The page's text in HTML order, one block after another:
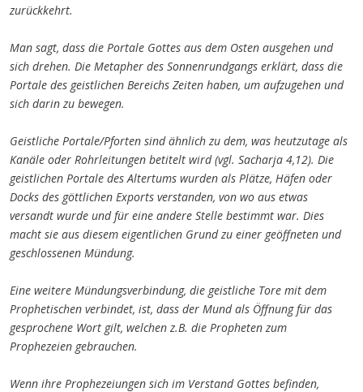
zurückkehrt.
Man sagt, dass die Portale Gottes aus dem Osten ausgehen und
sich drehen. Die Metapher des Sonnenrundgangs erklärt, dass die
Portale des geistlichen Bereichs Zeiten haben, um aufzugehen und
sich darin zu bewegen.
Geistliche Portale/Pforten sind ähnlich zu dem, was heutzutage als
Kanäle oder Rohrleitungen betitelt wird (vgl. Sacharja 4,12). Die
geistlichen Portale des Altertums wurden als Plätze, Häfen oder
Docks des göttlichen Exports verstanden, von wo aus etwas
versandt wurde und für eine andere Stelle bestimmt war. Dies
macht sie aus diesem eigentlichen Grund zu einer geöffneten und
geschlossenen Mündung.
Eine weitere Mündungsverbindung, die geistliche Tore mit dem
Prophetischen verbindet, ist, dass der Mund als Öffnung für das
gesprochene Wort gilt, welchen z.B. die Propheten zum
Prophezeien gebrauchen.
Wenn ihre Prophezeiungen sich im Verstand Gottes befinden,